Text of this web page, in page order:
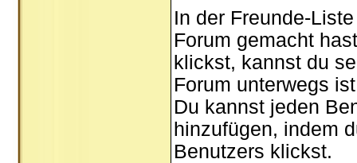
In der Freunde-
Forum gemacht
klickst, kannst du
Forum unterwegs
Du kannst jeden
hinzufügen, indem
Benutzers klickst.